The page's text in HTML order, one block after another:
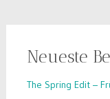
Neueste
The Spring Edit –